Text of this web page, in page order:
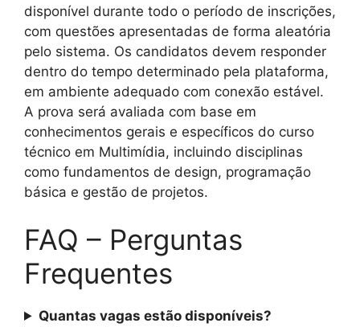
disponível durante todo o período de inscrições,
com questões apresentadas de forma aleatória
pelo sistema. Os candidatos devem responder
dentro do tempo determinado pela plataforma,
em ambiente adequado com conexão estável.
A prova será avaliada com base em
conhecimentos gerais e específicos do curso
técnico em Multimídia, incluindo disciplinas
como fundamentos de design, programação
básica e gestão de projetos.
FAQ – Perguntas
Frequentes
Quantas vagas estão disponíveis?